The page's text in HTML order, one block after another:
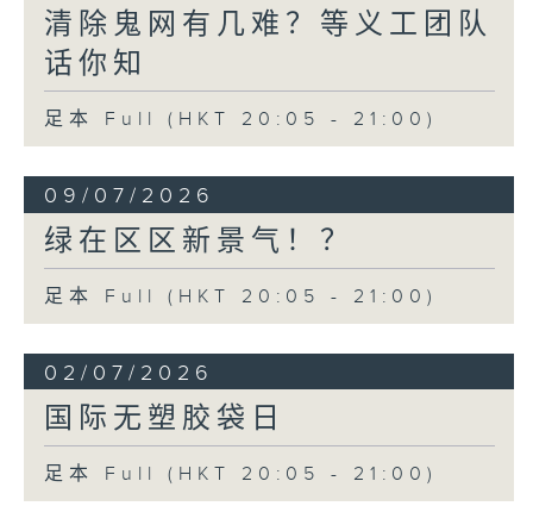
清除鬼网有几难？等义工团队
话你知
足本 Full (HKT 20:05 - 21:00)
09/07/2026
绿在区区新景气！？
足本 Full (HKT 20:05 - 21:00)
02/07/2026
国际无塑胶袋日
足本 Full (HKT 20:05 - 21:00)